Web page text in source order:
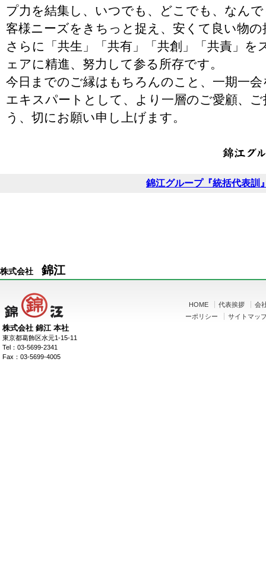
プ力を結集し、いつでも、どこでも、なん
客様ニーズをきちっと捉え、安くて良い物
さらに「共生」「共有」「共創」「共責」
ェアに精進、努力して参る所存です。
今日までのご縁はもちろんのこと、一期一
エキスパートとして、より一層のご愛顧、
う、切にお願い申し上げます。
錦江グループ『統括代表訓
株式会社 錦江
株式会社 錦江 本社
東京都葛飾区水元1-15-11
Tel：03-5699-2341
Fax：03-5699-4005
HOME 代表挨拶
会
ーポリシー
サイトマッ